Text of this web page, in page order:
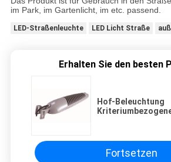
im Park, im Gartenlicht, im etc. passend.
LED-Straßenleuchte LED Licht Straße
Erhalten Sie den besten
Hof-Beleuchtung
Fortsetzen